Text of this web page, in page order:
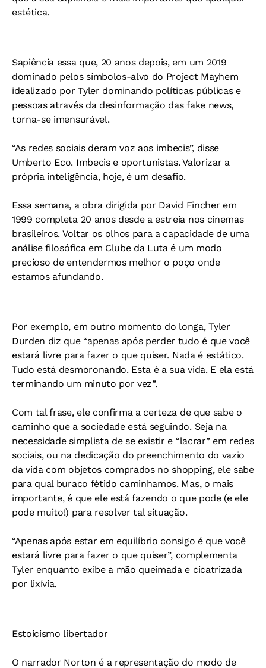
estética.
Sapiência essa que, 20 anos depois, em um 2019
dominado pelos símbolos-alvo do Project Mayhem
idealizado por Tyler dominando políticas públicas e
pessoas através da desinformação das fake news,
torna-se imensurável.
“As redes sociais deram voz aos imbecis”, disse
Umberto Eco. Imbecis e oportunistas. Valorizar a
própria inteligência, hoje, é um desafio.
Essa semana, a obra dirigida por David Fincher em
1999 completa 20 anos desde a estreia nos cinemas
brasileiros. Voltar os olhos para a capacidade de uma
análise filosófica em Clube da Luta é um modo
precioso de entendermos melhor o poço onde
estamos afundando.
Por exemplo, em outro momento do longa, Tyler
Durden diz que “apenas após perder tudo é que você
estará livre para fazer o que quiser. Nada é estático.
Tudo está desmoronando. Esta é a sua vida. E ela está
terminando um minuto por vez”.
Com tal frase, ele confirma a certeza de que sabe o
caminho que a sociedade está seguindo. Seja na
necessidade simplista de se existir e “lacrar” em redes
sociais, ou na dedicação do preenchimento do vazio
da vida com objetos comprados no shopping, ele sabe
para qual buraco fétido caminhamos. Mas, o mais
importante, é que ele está fazendo o que pode (e ele
pode muito!) para resolver tal situação.
“Apenas após estar em equilíbrio consigo é que você
estará livre para fazer o que quiser”, complementa
Tyler enquanto exibe a mão queimada e cicatrizada
por lixívia.
Estoicismo libertador
O narrador Norton é a representação do modo de